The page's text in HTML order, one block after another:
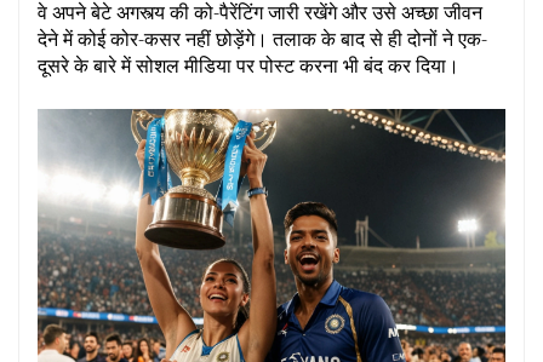
वे अपने बेटे अगस्त्य की को-पैरेंटिंग जारी रखेंगे और उसे अच्छा जीवन
देने में कोई कोर-कसर नहीं छोड़ेंगे। तलाक के बाद से ही दोनों ने एक-
दूसरे के बारे में सोशल मीडिया पर पोस्ट करना भी बंद कर दिया।